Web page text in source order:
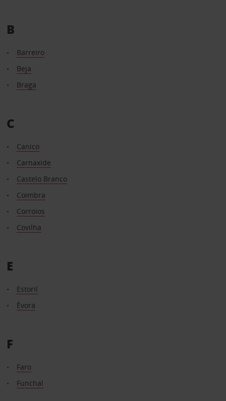
B
Barreiro
Beja
Braga
C
Canico
Carnaxide
Castelo Branco
Coimbra
Corroios
Covilha
E
Estoril
Évora
F
Faro
Funchal